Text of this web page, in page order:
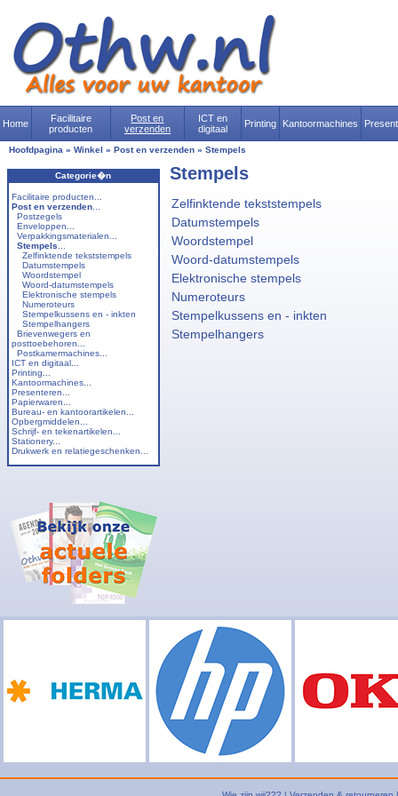
Home
Facilitaire
producten
Post en
verzenden
ICT en
digitaal
Printing Kantoormachines
Hoofdpagina » Winkel » Post en verzenden » Stempels
Categorie�n
Facilitaire producten...
Post en verzenden
Postzegels
Enveloppen...
Verpakkingsmaterialen...
Stempels
Zelfinktende tekststempels
Datumstempels
Woordstempel
Woord-datumstempels
Elektronische stempels
Numeroteurs
Stempelkussens en - inkten
Stempelhangers
Brievenwegers en
posttoebehoren...
Postkamermachines...
ICT en digitaal...
Printing...
Kantoormachines...
Presenteren...
Papierwaren...
Bureau- en kantoorartikelen...
Opbergmiddelen...
Schrijf- en tekenartikelen...
Stationery...
Drukwerk en relatiegeschenken...
Stempels
Zelfinktende tekststempels
Datumstempels
Woordstempel
Woord-datumstempels
Elektronische stempels
Numeroteurs
Stempelkussens en - inkten
Stempelhangers